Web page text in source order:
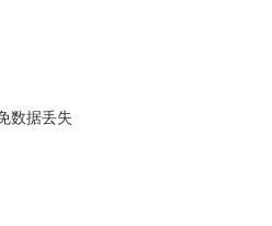
数据丢失